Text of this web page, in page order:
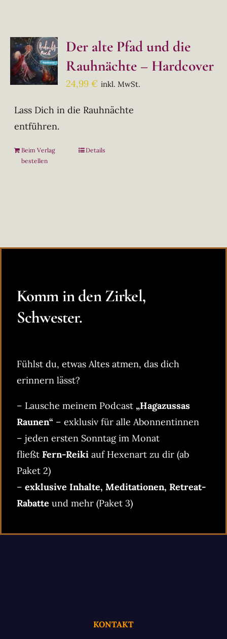
Der alte Pfad und die
Rauhnächte – Hardcover
24,99€ inkl. MwSt.
Lass Dich in die Rauhnächte
entführen.
Beim Verlag
bestellen
Details
Komm in den Zirkel,
Schwester.
Fühlst du, etwas Altes atmen, das dich
erinnern lässt?
– Lausche meinem Podcast „Hagazussas
Raunen“ – exklusiv für alle Abonnentinnen
– jeden ersten Sonntag im Monat
fließt Fern-Reiki auf Hexenart zu dir (ab
Paket 2)
– exklusive Inhalte, Meditationen, Retreat-
Rabatte und mehr (Paket 3)
KONTAKT